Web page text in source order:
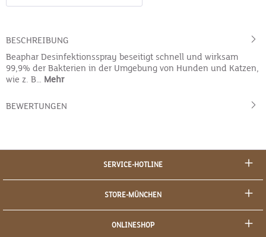
BESCHREIBUNG
Beaphar Desinfektionsspray beseitigt schnell und wirksam
99,9% der Bakterien in der Umgebung von Hunden und Katzen,
wie z. B… Mehr
BEWERTUNGEN
SERVICE-HOTLINE
STORE-MÜNCHEN
ONLINESHOP